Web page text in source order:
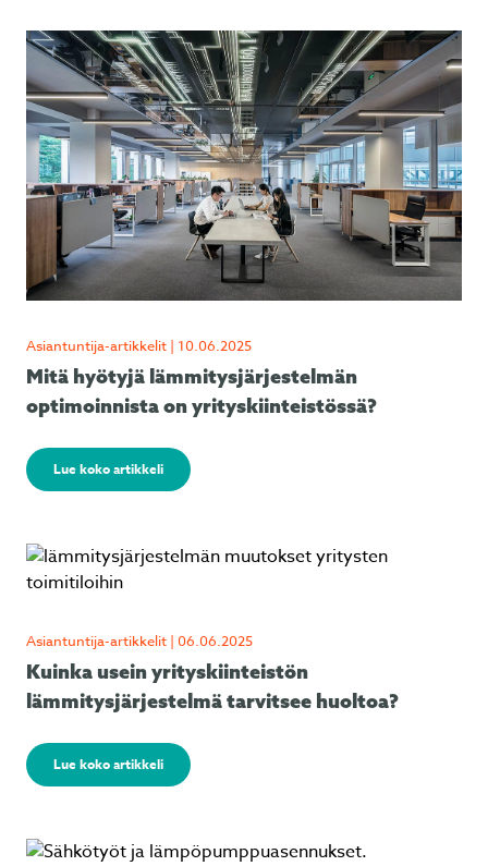
Asiantuntija-artikkelit | 10.06.2025
Mitä hyötyjä lämmitysjärjestelmän
optimoinnista on yrityskiinteistössä?
Lue koko artikkeli
Asiantuntija-artikkelit | 06.06.2025
Kuinka usein yrityskiinteistön
lämmitysjärjestelmä tarvitsee huoltoa?
Lue koko artikkeli